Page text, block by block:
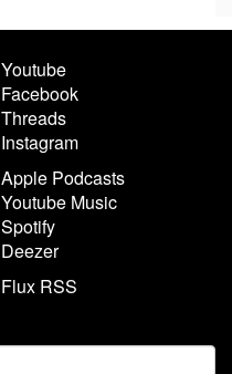
Youtube
Facebook
Threads
Instagram
Apple Podcasts
Youtube Music
Spotify
Deezer
Flux RSS